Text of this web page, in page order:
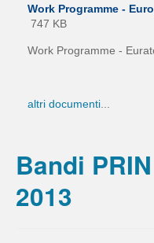
Work Programme -
747 KB
Work Programme -
altri documenti
Bandi
2013